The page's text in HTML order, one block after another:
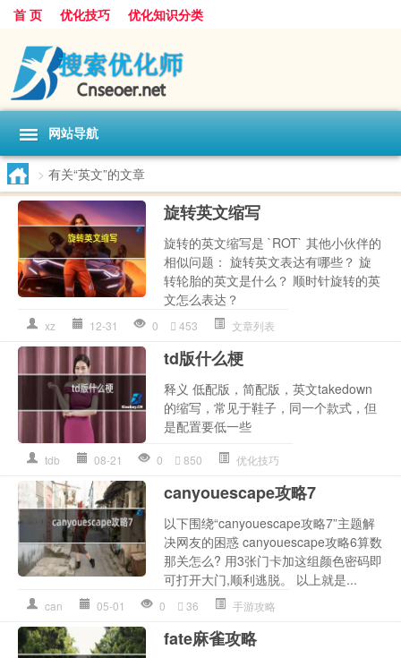
首 页 优化技巧 优化知识分类
网站导航
> 有关“英文”的文章
旋转英文缩写
旋转的英文缩写是 `ROT` 其他小伙伴的
相似问题： 旋转英文表达有哪些？ 旋
转轮胎的英文是什么？ 顺时针旋转的英
文怎么表达？
xz 12-31 0 453 文章列表
td版什么梗
释义 低配版，简配版，英文takedown
的缩写，常见于鞋子，同一个款式，但
是配置要低一些
tdb 08-21 0 850 优化技巧
canyouescape攻略7
以下围绕“canyouescape攻略7”主题解
决网友的困惑 canyouescape攻略6算数
那关怎么? 用3张门卡加这组颜色密码即
可打开大门,顺利逃脱。 以上就是...
can 05-01 0 36 手游攻略
fate麻雀攻略